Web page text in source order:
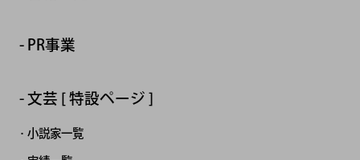
PR事業
文芸 [ 特設ページ ]
小説家一覧